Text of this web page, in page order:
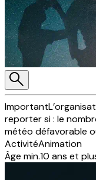
Important
reporter si : le
météo défavorable
ActivitéAnimation
Âge min.10 ans et